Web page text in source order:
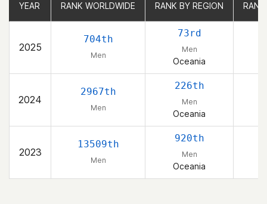
YEAR RANK WORLDWIDE RANK BY REGION
2025
704th
Men
73rd
Men
Oceania
2024
2967th
Men
226th
Men
Oceania
2023
13509th
Men
920th
Men
Oceania
YEAR RANK WORLDWIDE RANK BY REGION